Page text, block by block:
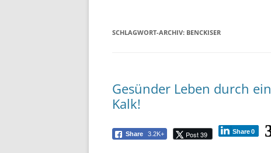
SCHLAGWORT-ARCHIV: BENCKISER
Gesünder Leben durch
Kalk!
Share 3.2K+ Post 39 Share0